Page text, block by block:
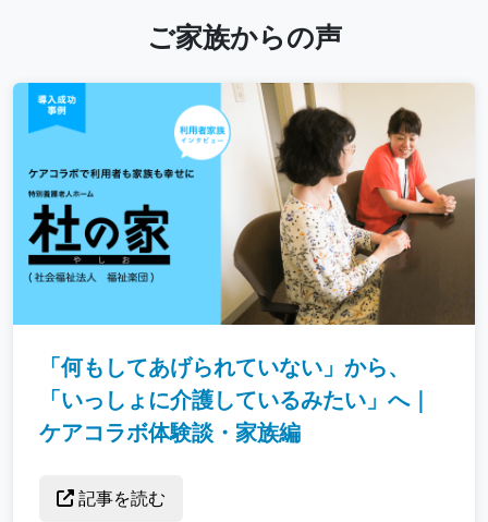
ご家族からの声
「何もしてあげられていない」から、
「いっしょに介護しているみたい」へ｜
ケアコラボ体験談・家族編
記事を読む